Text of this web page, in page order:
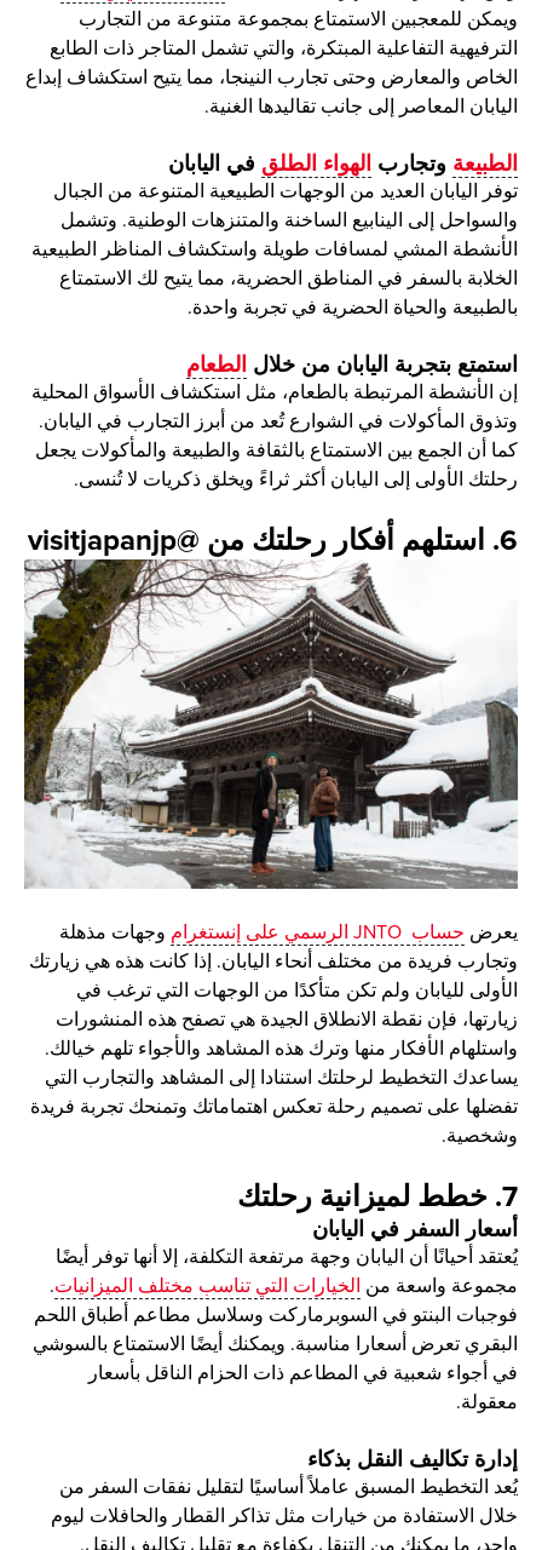
ويمكن للمعجبين الاستمتاع بمجموعة متنوعة من التجارب
الترفيهية التفاعلية المبتكرة، والتي تشمل المتاجر ذات الطابع
الخاص والمعارض وحتى تجارب النينجا، مما يتيح استكشاف إبداع
اليابان المعاصر إلى جانب تقاليدها الغنية.
الطبيعة وتجارب الهواء الطلق في اليابان
توفر اليابان العديد من الوجهات الطبيعية المتنوعة من الجبال
والسواحل إلى الينابيع الساخنة والمتنزهات الوطنية. وتشمل
الأنشطة المشي لمسافات طويلة واستكشاف المناظر الطبيعية
الخلابة بالسفر في المناطق الحضرية، مما يتيح لك الاستمتاع
بالطبيعة والحياة الحضرية في تجربة واحدة.
استمتع بتجربة اليابان من خلال الطعام
إن الأنشطة المرتبطة بالطعام، مثل استكشاف الأسواق المحلية
وتذوق المأكولات في الشوارع تُعد من أبرز التجارب في اليابان.
كما أن الجمع بين الاستمتاع بالثقافة والطبيعة والمأكولات يجعل
رحلتك الأولى إلى اليابان أكثر ثراءً ويخلق ذكريات لا تُنسى.
6. استلهم أفكار رحلتك من @visitjapanjp
يعرض حساب JNTO الرسمي على إنستغرام
وجهات مذهلة
وتجارب فريدة من مختلف أنحاء اليابان. إذا كانت هذه هي زيارتك
الأولى لليابان ولم تكن متأكدًا من الوجهات التي ترغب في
زيارتها، فإن نقطة الانطلاق الجيدة هي تصفح هذه المنشورات
واستلهام الأفكار منها وترك هذه المشاهد والأجواء تلهم خيالك.
يساعدك التخطيط لرحلتك استنادا إلى المشاهد والتجارب التي
تفضلها على تصميم رحلة تعكس اهتماماتك وتمنحك تجربة فريدة
وشخصية.
7. خطط لميزانية رحلتك
أسعار السفر في اليابان
يُعتقد أحيانًا أن اليابان وجهة مرتفعة التكلفة، إلا أنها توفر أيضًا
مجموعة واسعة من الخيارات التي تناسب مختلف الميزانيات.
فوجبات البنتو في السوبرماركت وسلاسل مطاعم أطباق اللحم
البقري تعرض أسعارا مناسبة. ويمكنك أيضًا الاستمتاع بالسوشي
في أجواء شعبية في المطاعم ذات الحزام الناقل بأسعار
معقولة.
إدارة تكاليف النقل بذكاء
يُعد التخطيط المسبق عاملاً أساسيًا لتقليل نفقات السفر من
خلال الاستفادة من خيارات مثل تذاكر القطار والحافلات ليوم